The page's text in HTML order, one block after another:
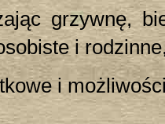
grzywnę,
i
i